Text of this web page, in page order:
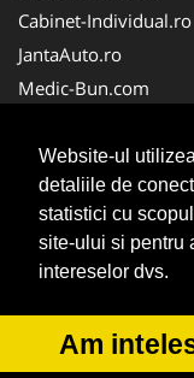
Website-ul
detaliile de
statistici cu
site-ului si pentru
intereselor dvs.
Am
Cabinet-Individual.ro
JantaAuto.ro
Medic-Bun.com
Apicultorul.com
CentruInchirieri.ro
Oftalmologul.ro
Stomatologul.com
© 2014-2026